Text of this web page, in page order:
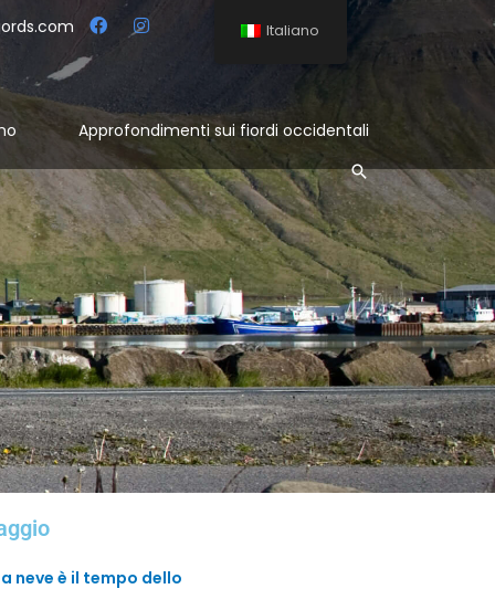
Approfondimenti sui fiordi occidentali
Cerca
neve è il tempo dello
Italiano